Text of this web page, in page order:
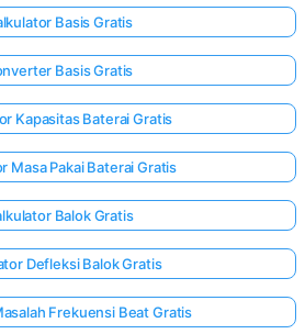
Basis Gratis
Basis Gratis
Kapasitas Baterai Gratis
Masa Pakai Baterai Gratis
Balok Gratis
Defleksi Balok Gratis
Frekuensi Beat Gratis